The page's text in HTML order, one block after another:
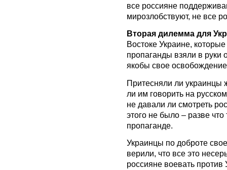
все россияне
мирозлобствуют, не все
Вторая дилемма для
Востоке Украине,
пропаганды взяли в руки
якобы свое
Притесняли ли украинцы
ли им говорить на
не давали ли смотреть
этого не было – разве
пропаганде.
Украинцы по доброте
верили, что все это
россияне воевать против